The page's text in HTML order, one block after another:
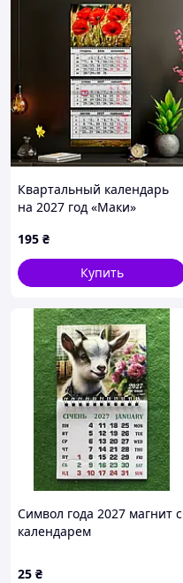
Квартальный календарь
на 2027 год «Маки»
195 ₴
Купить
Символ года 2027 магнит с
календарем
25 ₴